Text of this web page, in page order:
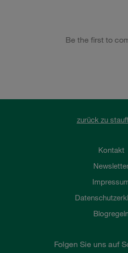
zurück zu
Kontakt
Folgen Sie uns auf